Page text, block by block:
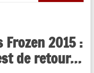
Frozen 2015 :
de retour…